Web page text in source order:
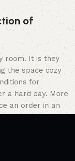
of
room. It is they
the space cozy
for
a hard day. More
an order in an
computer in your
a large catalog
are available.